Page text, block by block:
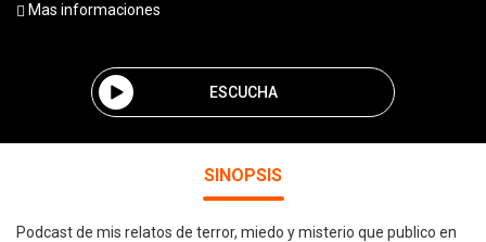
Mas informaciones
ESCUCHA
SINOPSIS
Podcast de mis relatos de terror, miedo y misterio que publico en